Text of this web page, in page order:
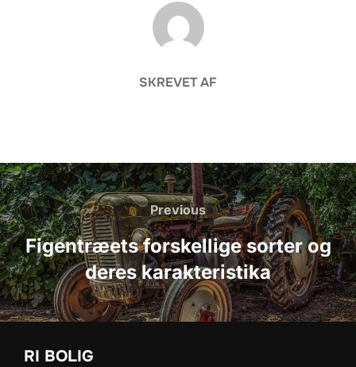
FORFATTER
SKREVET AF
Indlægsnavigation
Previous
Previous
Figentræets forskellige sorter og
deres karakteristika
RI BOLIG